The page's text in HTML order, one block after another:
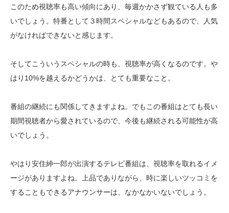
このため視聴率も高い傾向にあり、毎週かかさず観ている人も多
いでしょう。特番として３時間スペシャルなどもあるので、人気
がなければできないと感じます。
そしてこういうスペシャルの時も、視聴率が高くなるのです。や
はり10%を越えるかどうかは、とても重要なこと。
番組の継続にも関係してきますよね。でもこの番組はとても長い
期間視聴者から愛されているので、今後も継続される可能性が高
いでしょう。
やはり安住紳一郎が出演するテレビ番組は、視聴率を取れるイメ
ージがありますよね。上品でありながら、時に楽しいツッコミを
することもできるアナウンサーは、なかなかいないでしょう。